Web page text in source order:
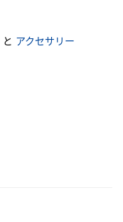
と アクセサリー